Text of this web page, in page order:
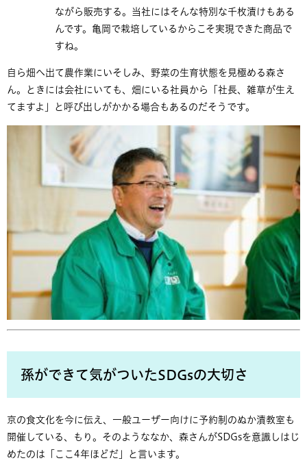
ながら販売する。当社にはそんな特別な千枚漬けもある
んです。亀岡で栽培しているからこそ実現できた商品で
すね。
自ら畑へ出て農作業にいそしみ、野菜の生育状態を見極める森さ
ん。ときには会社にいても、畑にいる社員から「社長、雑草が生え
てますよ」と呼び出しがかかる場合もあるのだそうです。
孫ができて気がついたSDGsの大切さ​
京の食文化を今に伝え、一般ユーザー向けに予約制のぬか漬教室も
開催している、もり。そのようななか、森さんがSDGsを意識しはじ
めたのは「ここ4年ほどだ」と言います。